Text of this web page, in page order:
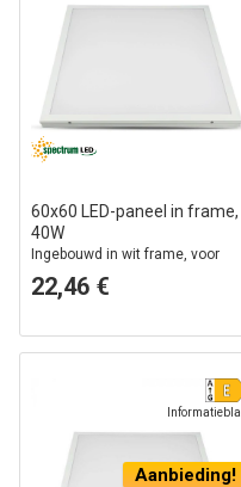
60x60 LED-paneel in frame,
40W
Ingebouwd in wit frame, voor
directe montage
22,46 €
Aanbieding!